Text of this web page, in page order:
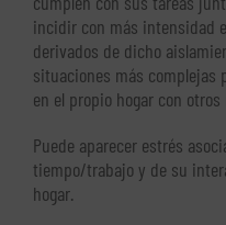
incidir con más intensidad
derivados de dicho
situaciones más complejas
en el propio hogar con
Puede aparecer estrés
tiempo/trabajo y de su
hogar.